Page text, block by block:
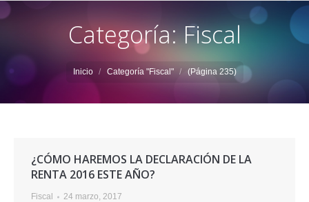
Categoría: Fiscal
Inicio Categoría "Fiscal" (Página 235)
¿CÓMO HAREMOS LA DECLARACIÓN DE LA
RENTA 2016 ESTE AÑO?
Fiscal 24 marzo, 2017